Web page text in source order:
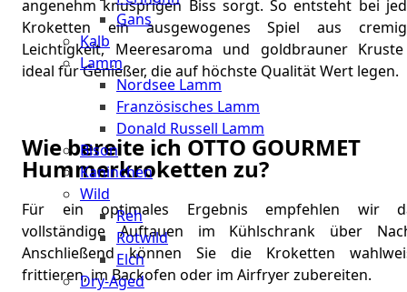
Gans
Kalb
Lamm
Nordsee Lamm
Französisches Lamm
Donald Russell Lamm
Bison
Kaninchen
Wild
Reh
Rotwild
Elch
Dry-Aged
angenehm knusprigen Biss sorgt. So entsteht bei
Kroketten ein ausgewogenes Spiel aus
Leichtigkeit, Meeresaroma und goldbrauner
ideal für Genießer, die auf höchste Qualität Wert legen.
Wie bereite ich OTTO GOURMET
Hummerkroketten zu?
Für ein optimales Ergebnis empfehlen wir
vollständige Auftauen im Kühlschrank über
Anschließend können Sie die Kroketten
frittieren, im Backofen oder im Airfryer zubereiten.